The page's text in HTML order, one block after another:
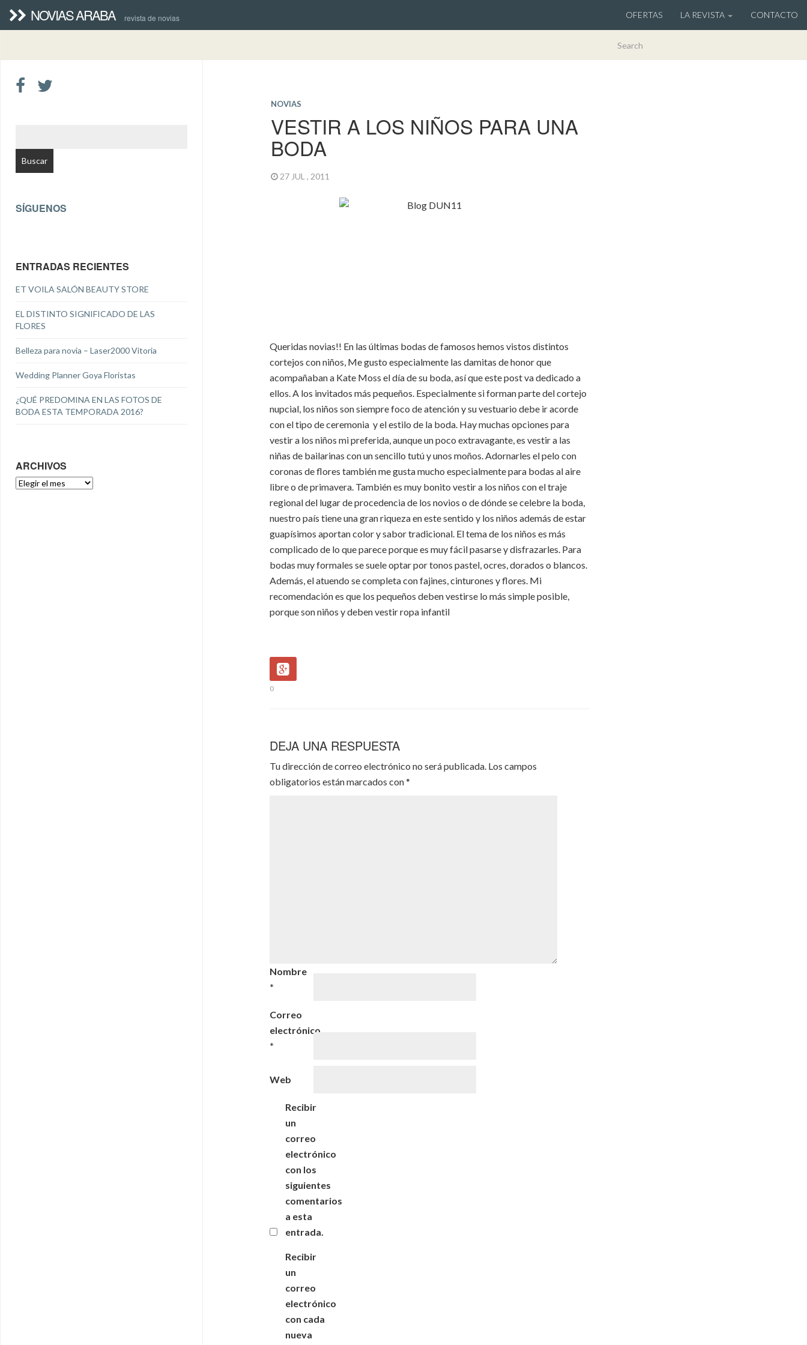
NOVIAS ARABA revista de novias OFERTAS LA REVISTA CONTACTO
NOVIAS
VESTIR A LOS NIÑOS PARA UNA
BODA
27 JUL , 2011
Queridas novias!! En las últimas bodas de famosos hemos vistos distintos
cortejos con niños, Me gusto especialmente las damitas de honor que
acompañaban a Kate Moss el día de su boda, así que este post va dedicado a
ellos. A los invitados más pequeños. Especialmente si forman parte del cortejo
nupcial, los niños son siempre foco de atención y su vestuario debe ir acorde
con el tipo de ceremonia y el estilo de la boda. Hay muchas opciones para
vestir a los niños mi preferida, aunque un poco extravagante, es vestir a las
niñas de bailarinas con un sencillo tutú y unos moños. Adornarles el pelo con
coronas de flores también me gusta mucho especialmente para bodas al aire
libre o de primavera. También es muy bonito vestir a los niños con el traje
regional del lugar de procedencia de los novios o de dónde se celebre la boda,
nuestro país tiene una gran riqueza en este sentido y los niños además de estar
guapísimos aportan color y sabor tradicional. El tema de los niños es más
complicado de lo que parece porque es muy fácil pasarse y disfrazarles. Para
bodas muy formales se suele optar por tonos pastel, ocres, dorados o blancos.
Además, el atuendo se completa con fajines, cinturones y flores. Mi
recomendación es que los pequeños deben vestirse lo más simple posible,
porque son niños y deben vestir ropa infantil
0
DEJA UNA RESPUESTA
Tu dirección de correo electrónico no será publicada. Los campos
obligatorios están marcados con*
Nombre
*
Correo
electrónico
*
Web
Recibir
un
correo
electrónico
con los
siguientes
comentarios
a esta
entrada.
Recibir
un
correo
electrónico
con cada
nueva
SÍGUENOS
ENTRADAS RECIENTES
ET VOILA SALÓN BEAUTY STORE
EL DISTINTO SIGNIFICADO DE LAS
FLORES
Belleza para novia – Laser2000 Vitoria
Wedding Planner Goya Floristas
¿QUÉ PREDOMINA EN LAS FOTOS DE
BODA ESTA TEMPORADA 2016?
ARCHIVOS
ARCHIVOS